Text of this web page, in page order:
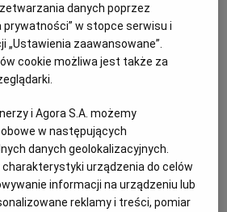
WAŁBRZYCH
WARSZAWA
WROCŁAW
ZAKOPANE
pojawiała się osoba, która
szejkiem.
ale też nie był
żółte i dojrzałe, ale też nie
też jednak otwarty na nowe
danych poprzez
prywatności” w stopce serwisu i
„Ustawienia zaawansowane”.
cookie możliwa jest także za
i Agora S.A. możemy
w następujących
danych geolokalizacyjnych.
urządzenia do celów
informacji na urządzeniu lub
reklamy i treści, pomiar